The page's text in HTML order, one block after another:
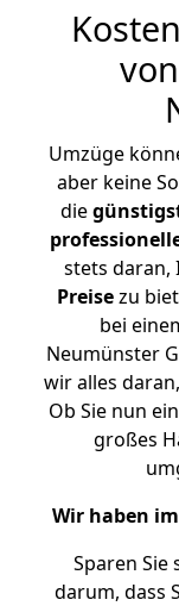
Umzüge
aber keine
die
stets daran,
Preisezu
bei
Neumünster
wir alles
Ob Sie nun
großes
Wir haben
Sparen Sie
darum, dass